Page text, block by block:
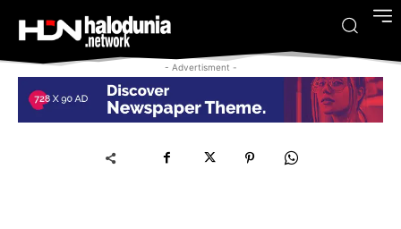
- Advertisment -